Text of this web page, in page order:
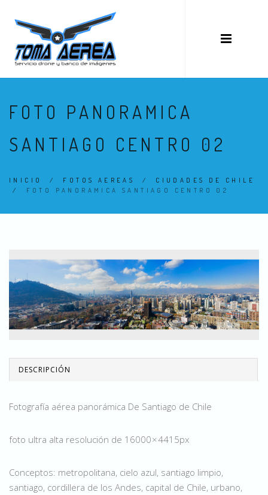
FOTO PANORAMICA
SANTIAGO CENTRO 02
INICIO / FOTOS AEREAS / CIUDADES DE CHILE
/ FOTO PANORAMICA SANTIAGO CENTRO 02
DESCRIPCIÓN
Fotografía aérea panorámica De Santiago de Chile
foto ultra alta resolución de 16000 × 4415px
Conceptos: metropolitana, cielo azul, santiago limpio,
santiago, cordillera de los Andes, capital de Chile, urbano,